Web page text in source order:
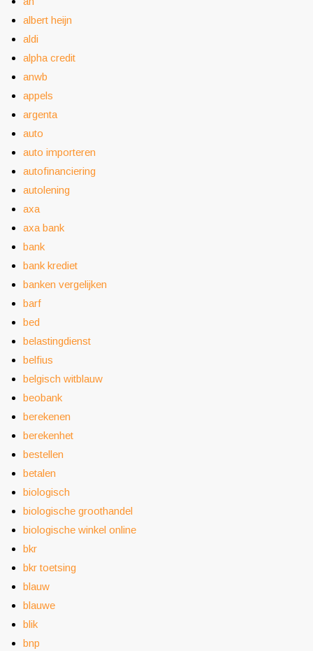
albert heijn
aldi
alpha credit
anwb
appels
argenta
auto
auto importeren
autofinanciering
autolening
axa
axa bank
bank
bank krediet
banken vergelijken
barf
bed
belastingdienst
belfius
belgisch witblauw
beobank
berekenen
berekenhet
bestellen
betalen
biologisch
biologische groothandel
biologische winkel online
bkr
bkr toetsing
blauw
blauwe
blik
bnp